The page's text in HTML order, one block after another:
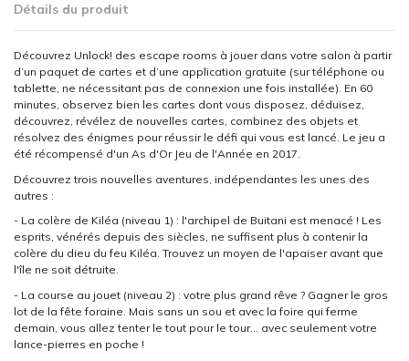
Détails du produit
Découvrez Unlock! des escape rooms à jouer dans votre salon à partir
d’un paquet de cartes et d’une application gratuite (sur téléphone ou
tablette, ne nécessitant pas de connexion une fois installée). En 60
minutes, observez bien les cartes dont vous disposez, déduisez,
découvrez, révélez de nouvelles cartes, combinez des objets et
résolvez des énigmes pour réussir le défi qui vous est lancé. Le jeu a
été récompensé d'un As d'Or Jeu de l'Année en 2017.
Découvrez trois nouvelles aventures, indépendantes les unes des
autres :
- La colère de Kiléa (niveau 1) : l'archipel de Buitani est menacé ! Les
esprits, vénérés depuis des siècles, ne suffisent plus à contenir la
colère du dieu du feu Kiléa. Trouvez un moyen de l'apaiser avant que
l'île ne soit détruite.
- La course au jouet (niveau 2) : votre plus grand rêve ? Gagner le gros
lot de la fête foraine. Mais sans un sou et avec la foire qui ferme
demain, vous allez tenter le tout pour le tour... avec seulement votre
lance-pierres en poche !